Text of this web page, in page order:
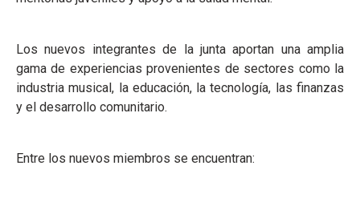
Los nuevos integrantes de la junta aportan una amplia
gama de experiencias provenientes de sectores como la
industria musical, la educación, la tecnología, las finanzas
y el desarrollo comunitario.
Entre los nuevos miembros se encuentran: